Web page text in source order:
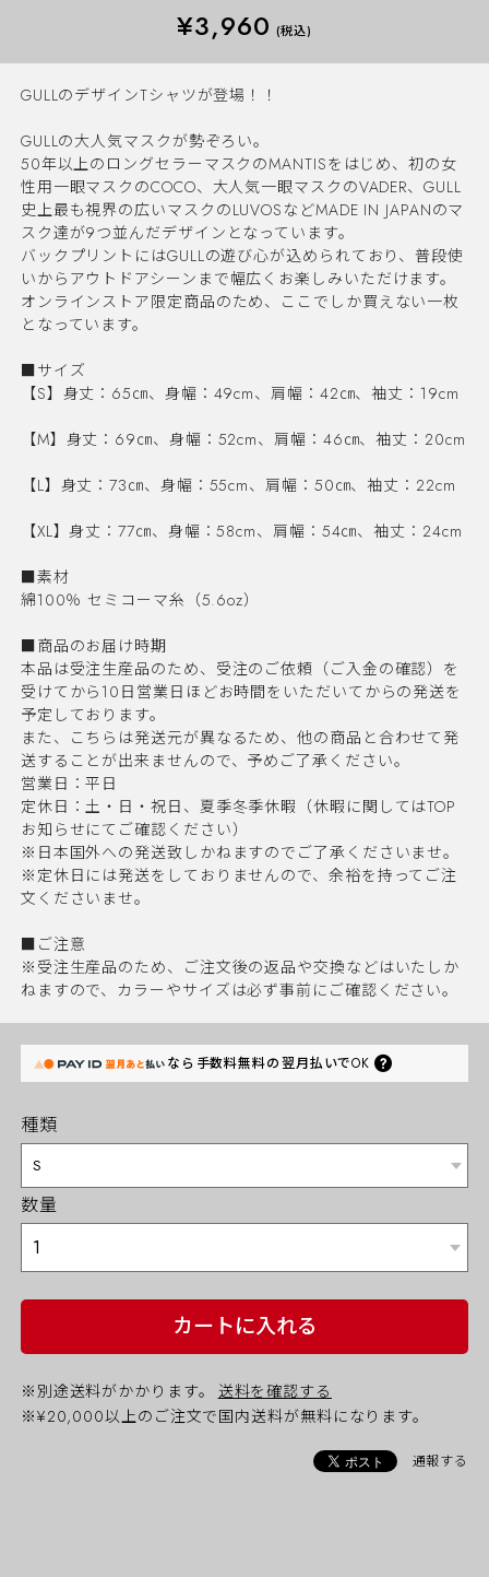
¥3,960 (税込)
GULLのデザインTシャツが登場！！
GULLの大人気マスクが勢ぞろい。
50年以上のロングセラーマスクのMANTISをはじめ、初の女
性用一眼マスクのCOCO、大人気一眼マスクのVADER、GULL
史上最も視界の広いマスクのLUVOSなどMADE IN JAPANのマ
スク達が9つ並んだデザインとなっています。
バックプリントにはGULLの遊び心が込められており、普段使
いからアウトドアシーンまで幅広くお楽しみいただけます。
オンラインストア限定商品のため、ここでしか買えない一枚
となっています。
■サイズ
【S】身丈：65㎝、身幅：49cm、肩幅：42㎝、袖丈：19cm
【M】身丈：69㎝、身幅：52cm、肩幅：46㎝、袖丈：20cm
【L】身丈：73㎝、身幅：55cm、肩幅：50㎝、袖丈：22cm
【XL】身丈：77㎝、身幅：58cm、肩幅：54㎝、袖丈：24cm
■素材
綿100％ セミコーマ糸（5.6oz）
■商品のお届け時期
本品は受注生産品のため、受注のご依頼（ご入金の確認）を
受けてから10日営業日ほどお時間をいただいてからの発送を
予定しております。
また、こちらは発送元が異なるため、他の商品と合わせて発
送することが出来ませんので、予めご了承ください。
営業日：平日
定休日：土・日・祝日、夏季冬季休暇（休暇に関してはTOP
お知らせにてご確認ください）
※日本国外への発送致しかねますのでご了承くださいませ。
※定休日には発送をしておりませんので、余裕を持ってご注
文くださいませ。
■ご注意
※受注生産品のため、ご注文後の返品や交換などはいたしか
ねますので、カラーやサイズは必ず事前にご確認ください。
なら 手数料無料の翌月払いでOK
種類
数量
カートに入れる
※別途送料がかかります。
送料を確認する
※¥20,000以上のご注文で国内送料が無料になります。
通報する